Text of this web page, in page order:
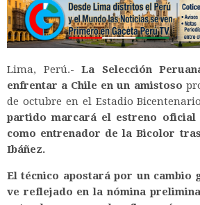
Lima, Perú.-La Selección
enfrentar a Chile en un amistoso
de octubre en el Estadio
partido marcará el estreno oficial
como entrenador de la Bicolor
Ibáñez.
El técnico apostará por un cambio
ve reflejado en la nómina